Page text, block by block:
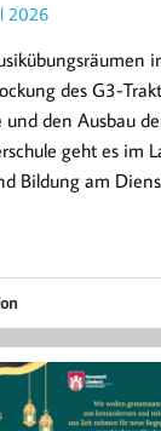
2026
des G3-
den Ausbau
geht es im
Bildung am